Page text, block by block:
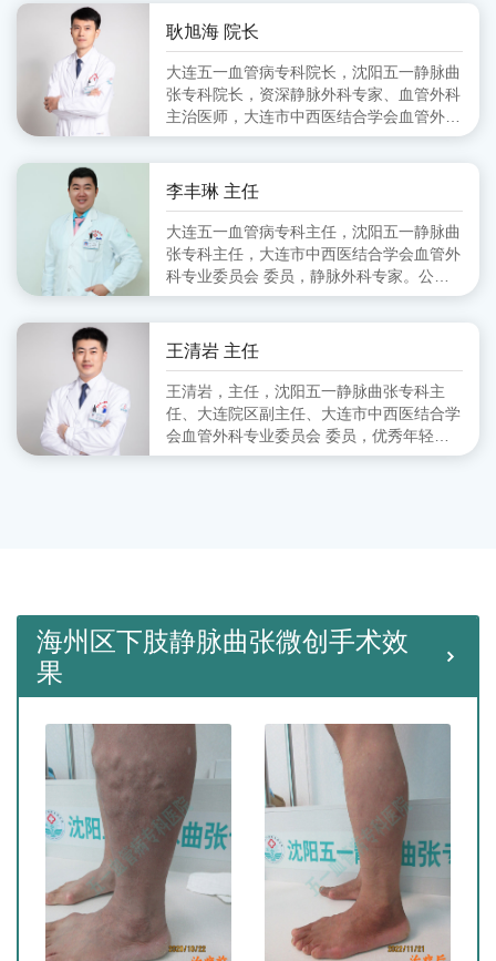
协会血管外科分会 委员
耿旭海 院长
大连五一血管病专科院长，沈阳五一静脉曲
张专科院长，资深静脉外科专家、血管外科
主治医师，大连市中西医结合学会血管外科
专业委员会 委员,毕业于锦州医学院
李丰琳 主任
大连五一血管病专科主任，沈阳五一静脉曲
张专科主任，大连市中西医结合学会血管外
科专业委员会 委员，静脉外科专家。公立
医院从事血管外科工作十余年，擅长对下肢
静脉曲张的超声定位引导下的微创治疗。
王清岩 主任
王清岩，主任，沈阳五一静脉曲张专科主
任、大连院区副主任、大连市中西医结合学
会血管外科专业委员会 委员，优秀年轻静
脉外科专家。毕业于山东第一医科大学，三
海州区下肢静脉曲张微创手术效
果